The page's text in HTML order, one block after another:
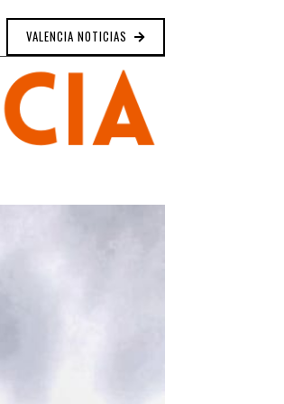
VALENCIA NOTICIAS